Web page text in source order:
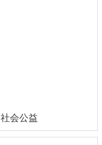
社会公益